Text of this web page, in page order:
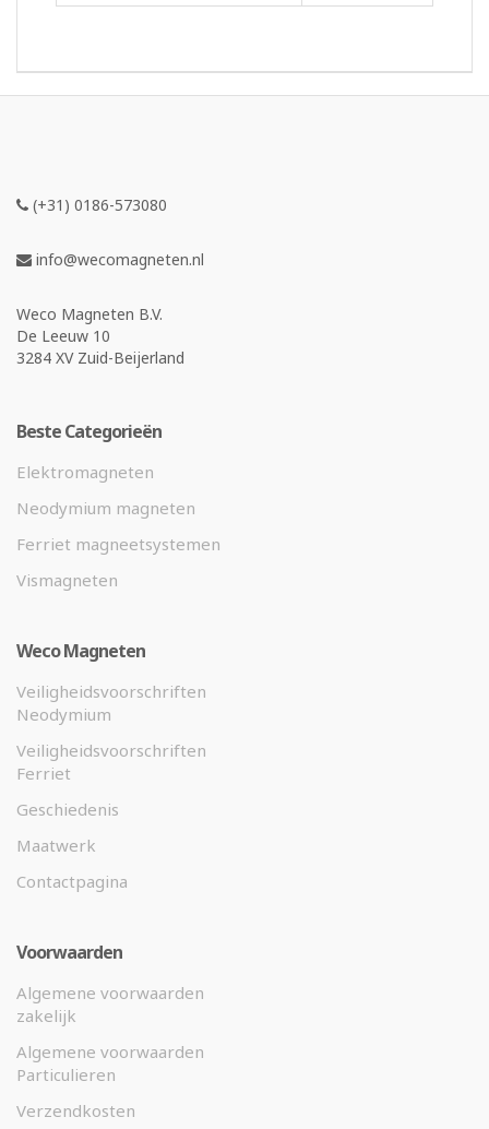
(+31) 0186-573080
info@wecomagneten.nl
Weco Magneten B.V.
De Leeuw 10
3284 XV Zuid-Beijerland
Beste Categorieën
Elektromagneten
Neodymium magneten
Ferriet magneetsystemen
Vismagneten
Weco Magneten
Veiligheidsvoorschriften
Neodymium
Veiligheidsvoorschriften
Ferriet
Geschiedenis
Maatwerk
Contactpagina
Voorwaarden
Algemene voorwaarden
zakelijk
Algemene voorwaarden
Particulieren
Verzendkosten